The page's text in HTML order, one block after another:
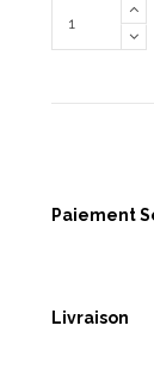
Paiement
Livraison